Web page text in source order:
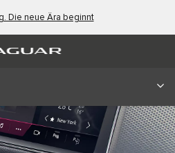
Die neue Ära beginnt